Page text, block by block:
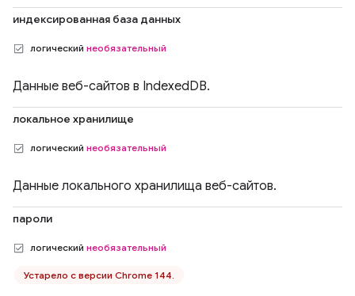
индексированная база данных
логический необязательный
Данные веб-сайтов в IndexedDB.
локальное хранилище
логический необязательный
Данные локального хранилища веб-сайтов.
пароли
логический необязательный
Устарело с версии Chrome 144.